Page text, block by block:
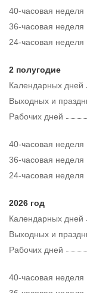
40-часовая неделя
36-часовая неделя
24-часовая неделя
2 полугодие
Календарных дней
Рабочих дней
Выходных и
40-часовая неделя
36-часовая неделя
24-часовая неделя
2026 год
Календарных дней
Рабочих дней
Выходных и
40-часовая неделя